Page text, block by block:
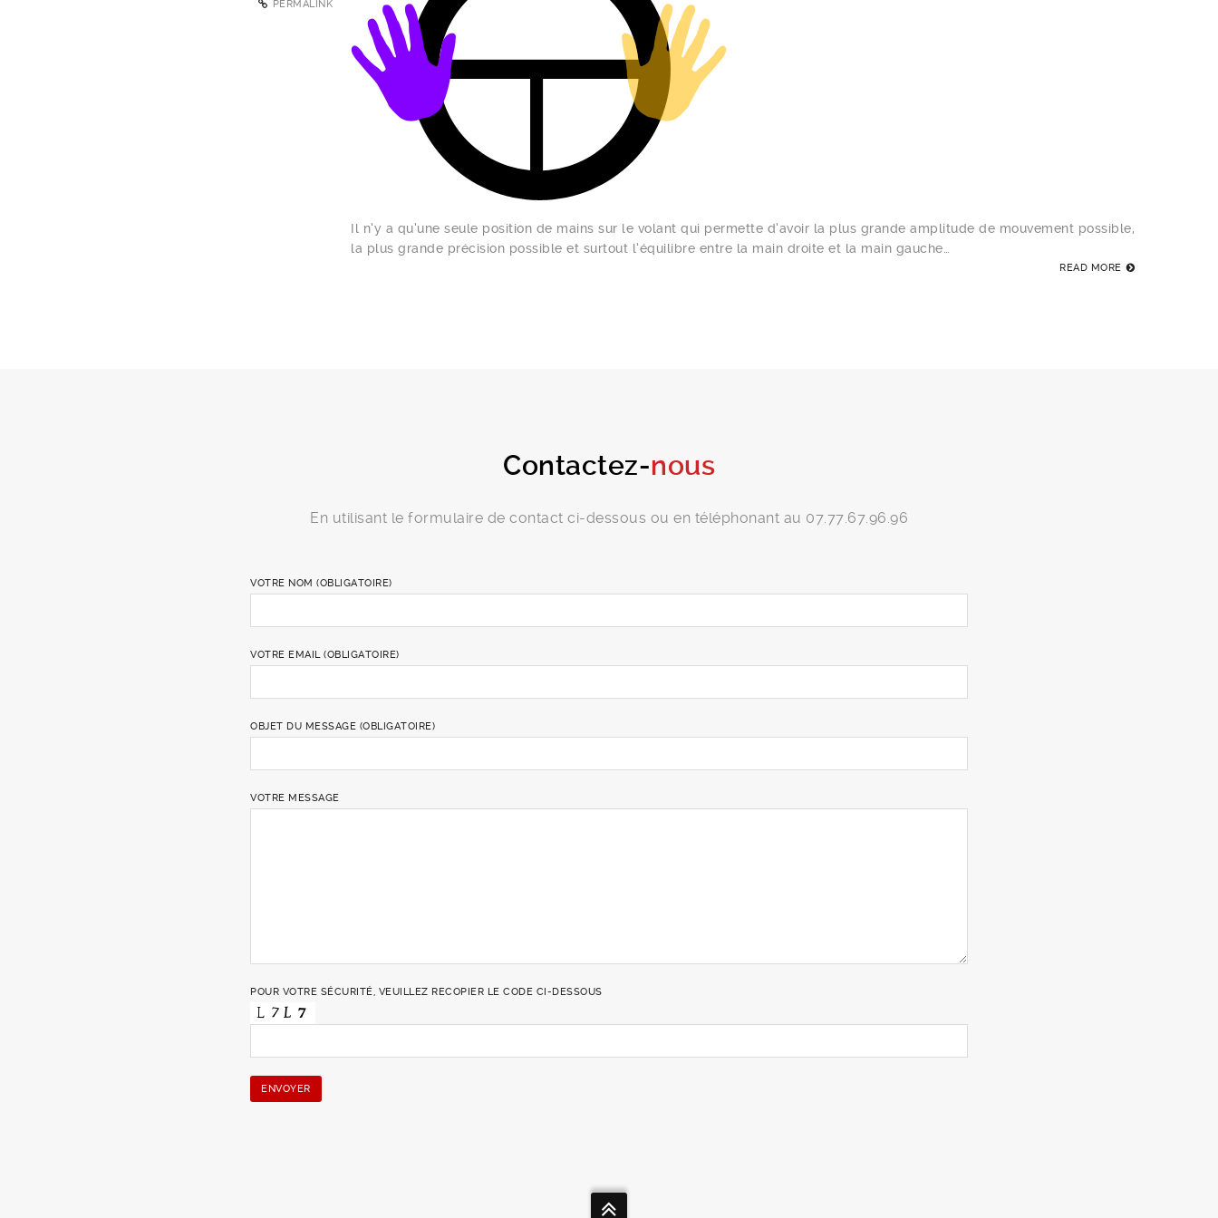
PERMALINK
Il n’y a qu’une seule position de mains sur le volant qui permette d’avoir la plus grande amplitude de mouvement possible,
la plus grande précision possible et surtout l’équilibre entre la main droite et la main gauche…
READ MORE
Contactez-nous
En utilisant le formulaire de contact ci-dessous ou en téléphonant au 07.77.67.96.96
VOTRE NOM (OBLIGATOIRE)
VOTRE EMAIL (OBLIGATOIRE)
OBJET DU MESSAGE (OBLIGATOIRE)
VOTRE MESSAGE
POUR VOTRE SÉCURITÉ, VEUILLEZ RECOPIER LE CODE CI-DESSOUS